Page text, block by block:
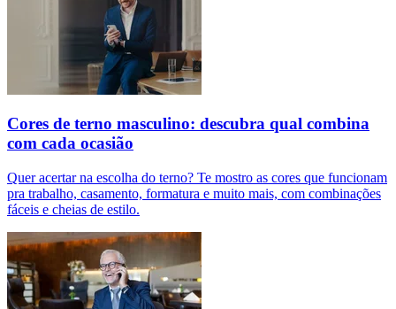
Cores de terno masculino: descubra qual combina
com cada ocasião
Quer acertar na escolha do terno? Te mostro as cores que funcionam
pra trabalho, casamento, formatura e muito mais, com combinações
fáceis e cheias de estilo.